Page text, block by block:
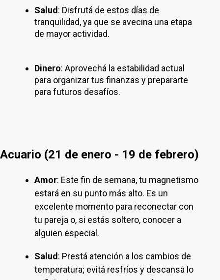
Salud : Disfrutá de estos días de
tranquilidad, ya que se avecina una etapa
de mayor actividad.
Dinero: Aprovechá la estabilidad actual
para organizar tus finanzas y prepararte
para futuros desafíos.
Acuario (21 de enero - 19 de febrero)
Amor: Este fin de semana, tu magnetismo
estará en su punto más alto. Es un
excelente momento para reconectar con
tu pareja o, si estás soltero, conocer a
alguien especial.
Salud : Prestá atención a los cambios de
temperatura; evitá resfríos y descansá lo